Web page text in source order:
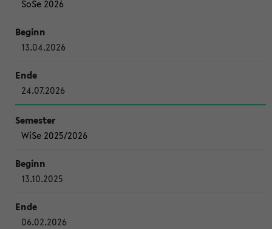
SoSe 2026
13.04.2026
24.07.2026
WiSe 2025/2026
13.10.2025
06.02.2026